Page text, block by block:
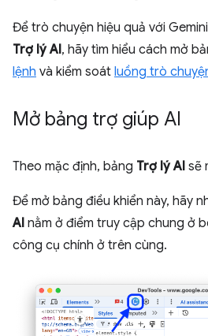
Để trò chuyện hiệu quả với
Trợ lý AI, hãy tìm hiểu cách mở
lệnh và kiểm soát luồng trò
Mở bảng trợ giúp AI
Theo mặc định, bảng Trợ lý AI sẽ
Để mở bảng điều khiển này, hãy
AI nằm ở điểm truy cập chung ở
công cụ chính ở trên cùng.